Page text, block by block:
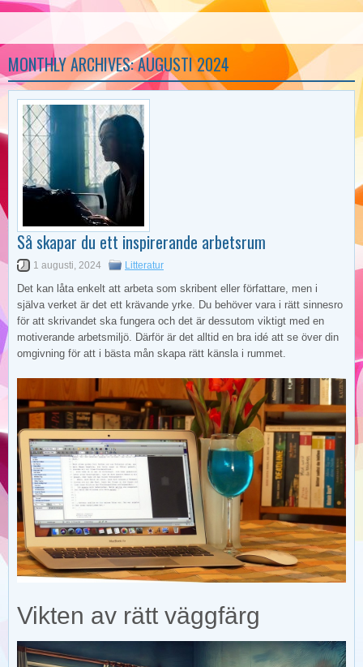
MONTHLY ARCHIVES:AUGUSTI 2024
Så skapar du ett inspirerande arbetsrum
1 augusti, 2024 Litteratur
Det kan låta enkelt att arbeta som skribent eller författare, men i
själva verket är det ett krävande yrke. Du behöver vara i rätt sinnesro
för att skrivandet ska fungera och det är dessutom viktigt med en
motiverande arbetsmiljö. Därför är det alltid en bra idé att se över din
omgivning för att i bästa mån skapa rätt känsla i rummet.
Vikten av rätt väggfärg